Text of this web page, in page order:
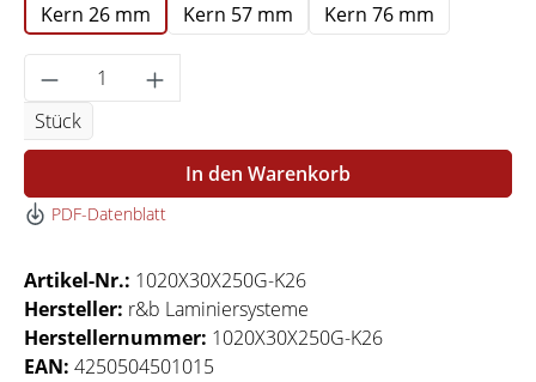
Kern 26 mm Kern 57 mm Kern 76 mm
Produkt Anzahl: Gib den gewünschten
Stück
In den Warenkorb
PDF-Datenblatt
Artikel-Nr.: 1020X30X250G-K26
Hersteller: r&b Laminiersysteme
Herstellernummer: 1020X30X250G-K26
EAN: 4250504501015